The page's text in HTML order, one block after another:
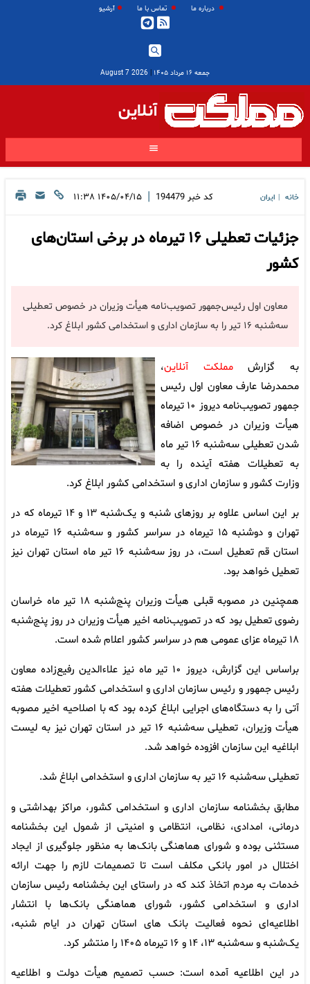
درباره ما تماس با ما آرشیو
جمعه ۱۶ مرداد ۱۴۰۵ |
2026 August 7
آنلاین
خانه ایران کد خبر 194479
| ۱۴۰۵/۰۴/۱۵ ۱۱:۳۸
جزئیات تعطیلی ۱۶ تیرماه در برخی استان‌های
کشور
معاون اول رئیس‌جمهور تصویب‌نامه هیأت وزیران در خصوص تعطیلی
سه‌شنبه ۱۶ تیر را به سازمان اداری و استخدامی کشور ابلاغ کرد.
به گزارشمملکت آنلاین،
محمدرضا عارف معاون اول رئیس
جمهور تصویب‌نامه دیروز ۱۰ تیرماه
هیأت وزیران در خصوص اضافه
شدن تعطیلی سه‌شنبه ۱۶ تیر ماه
به تعطیلات هفته آینده را به
وزارت کشور و سازمان اداری و استخدامی کشور ابلاغ کرد.
بر این اساس علاوه بر روزهای شنبه و یک‌شنبه ۱۳ و ۱۴ تیرماه که در
تهران و دوشنبه ۱۵ تیرماه در سراسر کشور و سه‌شنبه ۱۶ تیرماه در
استان قم تعطیل است، در روز سه‌شنبه ۱۶ تیر ماه استان تهران نیز
تعطیل خواهد بود.
همچنین در مصوبه قبلی هیأت وزیران پنج‌شنبه ۱۸ تیر ماه خراسان
رضوی تعطیل بود که در تصویب‌نامه اخیر هیأت وزیران در روز پنج‌شنبه
۱۸ تیرماه عزای عمومی هم در سراسر کشور اعلام شده است.
براساس این گزارش، دیروز ۱۰ تیر ماه نیز علاءالدین رفیع‌زاده معاون
رئیس جمهور و رئیس سازمان اداری و استخدامی کشور تعطیلات هفته
آتی را به دستگاه‌های اجرایی ابلاغ کرده بود که با اصلاحیه اخیر مصوبه
هیأت وزیران، تعطیلی سه‌شنبه ۱۶ تیر در استان تهران نیز به لیست
ابلاغیه این سازمان افزوده خواهد شد.
تعطیلی سه‌شنبه ۱۶ تیر به سازمان اداری و استخدامی ابلاغ شد.
مطابق بخشنامه سازمان اداری و استخدامی کشور، مراکز بهداشتی و
درمانی، امدادی، نظامی، انتظامی و امنیتی از شمول این بخشنامه
مستثنی بوده و شورای هماهنگی بانک‌ها به منظور جلوگیری از ایجاد
اختلال در امور بانکی مکلف است تا تصمیمات لازم را جهت ارائه
خدمات به مردم اتخاذ کند که در راستای این بخشنامه رئیس سازمان
اداری و استخدامی کشور، شورای هماهنگی بانک‌ها با انتشار
اطلاعیه‌ای نحوه فعالیت بانک های استان تهران در ایام شنبه،
یک‌شنبه و سه‌شنبه ۱۳، ۱۴ و ۱۶ تیرماه ۱۴۰۵ را منتشر کرد.
در این اطلاعیه آمده است: حسب تصمیم هیأت دولت و اطلاعیه